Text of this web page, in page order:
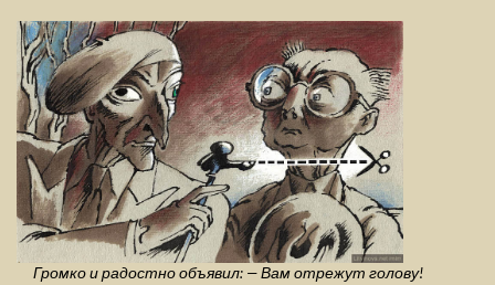
Громко и радостно объявил: — Вам отрежут голову!